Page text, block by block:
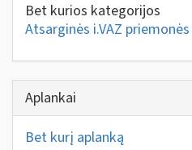
Bet kurios kategorijos
Atsarginės i.VAZ priemonės
Aplankai
Bet kurį aplanką